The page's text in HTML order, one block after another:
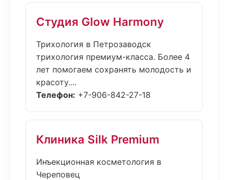
Студия Glow Harmony
Трихология в Петрозаводск
трихология премиум-класса. Более 4
лет помогаем сохранять молодость и
красоту....
Телефон: +7-906-842-27-18
Клиника Silk Premium
Инъекционная косметология в
Череповец